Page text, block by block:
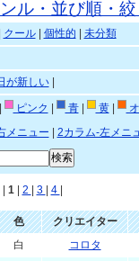
ル・並び順・
クール| 個性的
未分類
が新しい|
ピンク 青| 黄|
メニュー
2カラム-左メニ
1 2 3 4
色
クリエイター
白
コロタ